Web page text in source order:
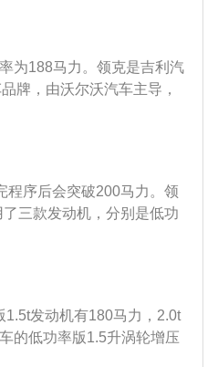
钟4700转时输出最大功
内直喷技术，并且使用了
为188马力。领克是吉利汽
牌，由沃尔沃汽车主导，
构架建成。可以在汽车前
量汽车功率的常用单位，
汽车瞬间动能输出有密切
的动力。
程序后会突破200马力。领
三款发动机，分别是低功
动机，2.0升涡轮增压发动
4000转每分钟时输出最
铝合金缸盖缸体。高功率
矩，这款发动机能在5500
输出最大扭矩。这款发动
发动机有180马力，2.0t
的低功率版1.5升涡轮增压
转速为5000转每分钟，最